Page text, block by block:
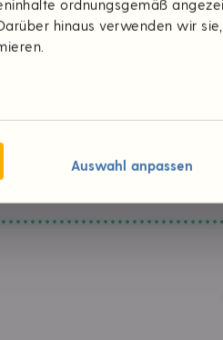
ordnungsgemäß
hinaus verwenden wir
Auswahl anpassen